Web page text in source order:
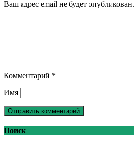
Ваш адрес email не будет опубликован.
Комментарий *
Имя
Поиск